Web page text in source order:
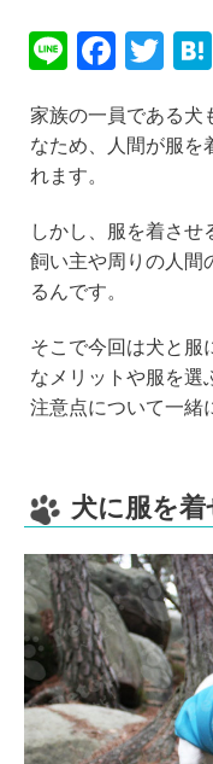
Li
e
F
c
e
o
o
T
tt
er
家族の一員である犬
なため、人間が服を
れます。
しかし、服を着させ
飼い主や周りの人間
るんです。
そこで今回は犬と服
なメリットや服を選
注意点について一緒
犬に服を